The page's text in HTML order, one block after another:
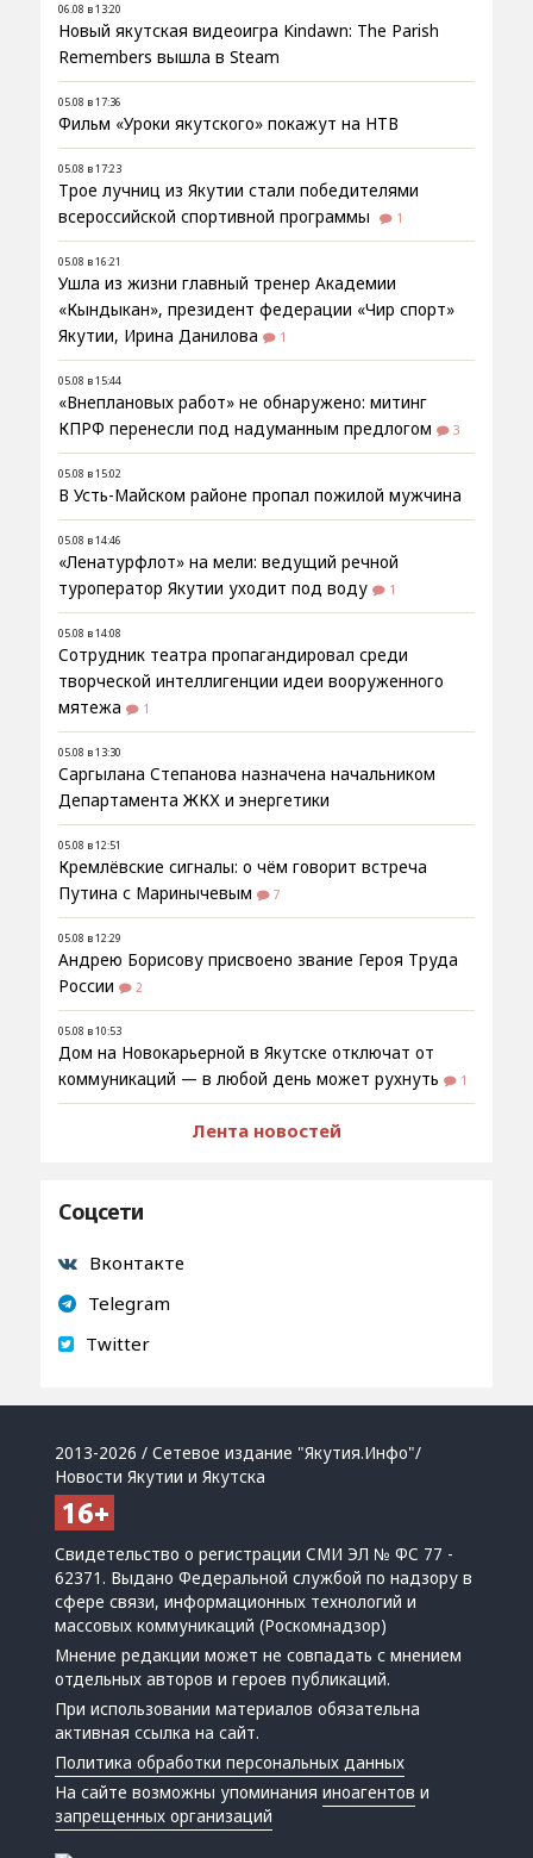
06.08 в 13:20
Новый якутская видеоигра Kindawn: The Parish
Remembers вышла в Steam
05.08 в 17:36
Фильм «Уроки якутского» покажут на НТВ
05.08 в 17:23
Трое лучниц из Якутии стали победителями
всероссийской спортивной программы
1
05.08 в 16:21
Ушла из жизни главный тренер Академии
«Кындыкан», президент федерации «Чир спорт»
Якутии, Ирина Данилова
1
05.08 в 15:44
«Внеплановых работ» не обнаружено: митинг
КПРФ перенесли под надуманным предлогом
3
05.08 в 15:02
В Усть-Майском районе пропал пожилой мужчина
05.08 в 14:46
«Ленатурфлот» на мели: ведущий речной
туроператор Якутии уходит под воду
1
05.08 в 14:08
Сотрудник театра пропагандировал среди
творческой интеллигенции идеи вооруженного
мятежа
1
05.08 в 13:30
Саргылана Степанова назначена начальником
Департамента ЖКХ и энергетики
05.08 в 12:51
Кремлёвские сигналы: о чём говорит встреча
Путина с Маринычевым
7
05.08 в 12:29
Андрею Борисову присвоено звание Героя Труда
России
2
05.08 в 10:53
Дом на Новокарьерной в Якутске отключат от
коммуникаций — в любой день может рухнуть
1
Лента новостей
Соцсети
Вконтакте
Telegram
Twitter
2013-2026 / Сетевое издание "Якутия.Инфо"/
Новости Якутии и Якутска
Свидетельство о регистрации СМИ ЭЛ № ФС 77 -
62371. Выдано Федеральной службой по надзору в
сфере связи, информационных технологий и
массовых коммуникаций (Роскомнадзор)
Мнение редакции может не совпадать с мнением
отдельных авторов и героев публикаций.
При использовании материалов обязательна
активная ссылка на сайт.
Политика обработки персональных данных
На сайте возможны упоминанияиноагентов и
запрещенных организаций